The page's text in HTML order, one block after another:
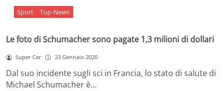
Sport Top-News
Le foto di Schumacher sono pagate 1,3 milioni di dollari
Super Car 23 Gennaio 2020
Dal suo incidente sugli sci in Francia, lo stato di salute di
Michael Schumacher è…